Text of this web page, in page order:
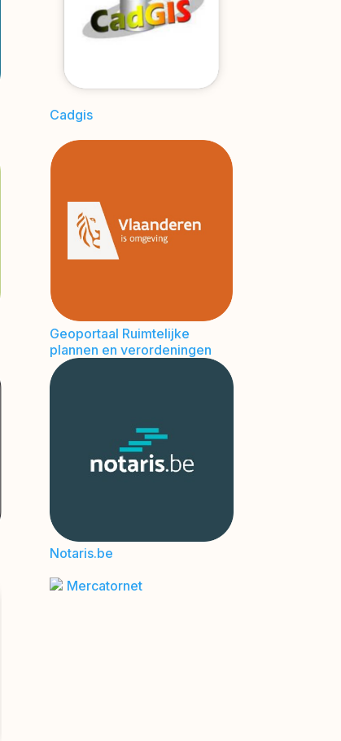
Cadgis
Geoportaal Ruimtelijke
plannen en verordeningen
Notaris.be
Mercatornet